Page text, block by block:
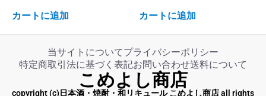
カートに追加 カートに追加
当サイトについてプライバシーポリシー
特定商取引法に基づく表記お問い合わせ送料について
こめよし商店
copyright (c)日本酒・焼酎・和リキュール こめよし商店 all rights